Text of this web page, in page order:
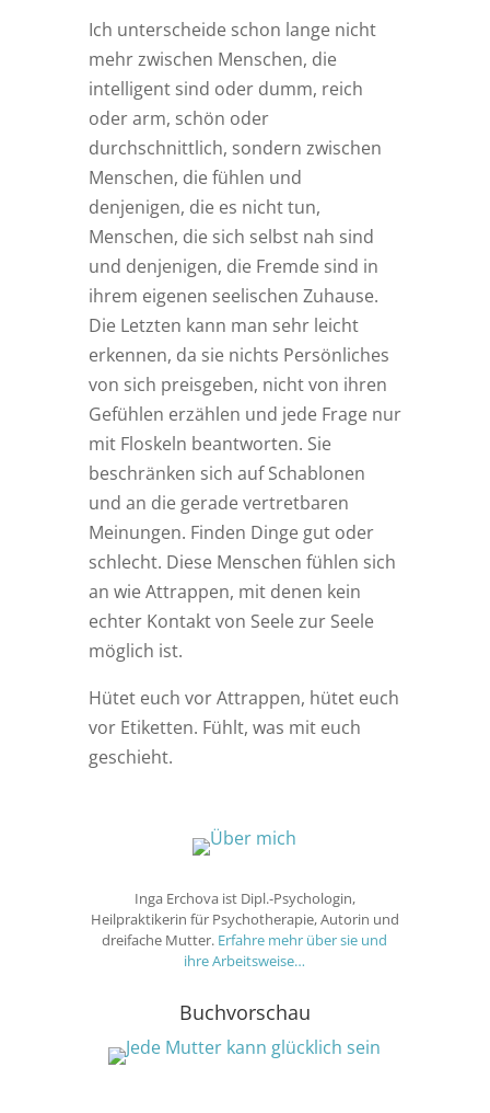
Ich unterscheide schon lange nicht
mehr zwischen Menschen, die
intelligent sind oder dumm, reich
oder arm, schön oder
durchschnittlich, sondern zwischen
Menschen, die fühlen und
denjenigen, die es nicht tun,
Menschen, die sich selbst nah sind
und denjenigen, die Fremde sind in
ihrem eigenen seelischen Zuhause.
Die Letzten kann man sehr leicht
erkennen, da sie nichts Persönliches
von sich preisgeben, nicht von ihren
Gefühlen erzählen und jede Frage nur
mit Floskeln beantworten. Sie
beschränken sich auf Schablonen
und an die gerade vertretbaren
Meinungen. Finden Dinge gut oder
schlecht. Diese Menschen fühlen sich
an wie Attrappen, mit denen kein
echter Kontakt von Seele zur Seele
möglich ist.
Hütet euch vor Attrappen, hütet euch
vor Etiketten. Fühlt, was mit euch
geschieht.
Inga Erchova ist Dipl.-Psychologin,
Heilpraktikerin für Psychotherapie, Autorin und
dreifache Mutter. Erfahre mehr über sie und
ihre Arbeitsweise…
Buchvorschau